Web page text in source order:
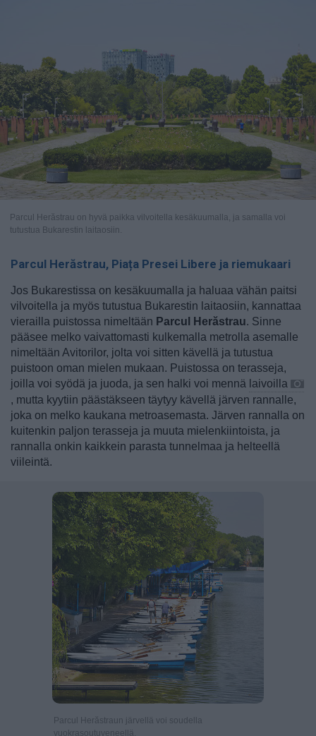
Parcul Herăstrau on hyvä paikka vilvoitella kesäkuumalla, ja samalla voi
tutustua Bukarestin laitaosiin.
Parcul Herăstrau, Piața Presei Libere ja riemukaari
Jos Bukarestissa on kesäkuumalla ja haluaa vähän paitsi
vilvoitella ja myös tutustua Bukarestin laitaosiin, kannattaa
vierailla puistossa nimeltään Parcul Herăstrau. Sinne
pääsee melko vaivattomasti kulkemalla metrolla asemalle
nimeltään Avitorilor, jolta voi sitten kävellä ja tutustua
puistoon oman mielen mukaan. Puistossa on terasseja,
joilla voi syödä ja juoda, ja sen halki voi mennä laivoilla
, mutta kyytiin päästäkseen täytyy kävellä järven rannalle,
joka on melko kaukana metroasemasta. Järven rannalla on
kuitenkin paljon terasseja ja muuta mielenkiintoista, ja
rannalla onkin kaikkein parasta tunnelmaa ja helteellä
viileintä.
Parcul Herăstraun järvellä voi soudella
vuokrasoutuveneellä.